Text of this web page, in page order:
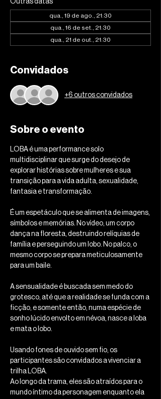
Outras datas
qua., 19 de ago., 21:30
qua., 16 de set., 21:30
qua., 21 de out., 21:30
Convidados
+6 outros convidados
Sobre o evento
LOBA é uma performance solo
multidisciplinar que surge do desejo de
explorar histórias sobre mulheres e sua
transição para a vida adulta, sexualidade,
fantasia e transformação.
É um espetáculo que se alimenta de imagens,
símbolos e memórias. No vídeo, um corpo
dança na floresta, destruindo relíquias de
família e perseguindo um lobo. No palco, o
mesmo corpo se prepara meticulosamente
para um baile.
A sensualidade é buscada sem medo do
grotesco, até que a realidade se funda com a
ficção, e somente então, numa espécie de
sonho lúcido envolto em névoa, nasce a loba
e mata o lobo.
Usando fones de ouvido sem fio, os
participantes são convidados a vivenciar a
trilha LOBA.
Ao longo da trama, eles são atraídos para o
mundo íntimo da personagem enquanto ela